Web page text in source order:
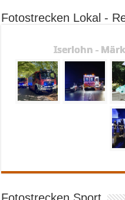
Fotostrecken Lokal -
Iserlohn -
Fotostrecken Sport